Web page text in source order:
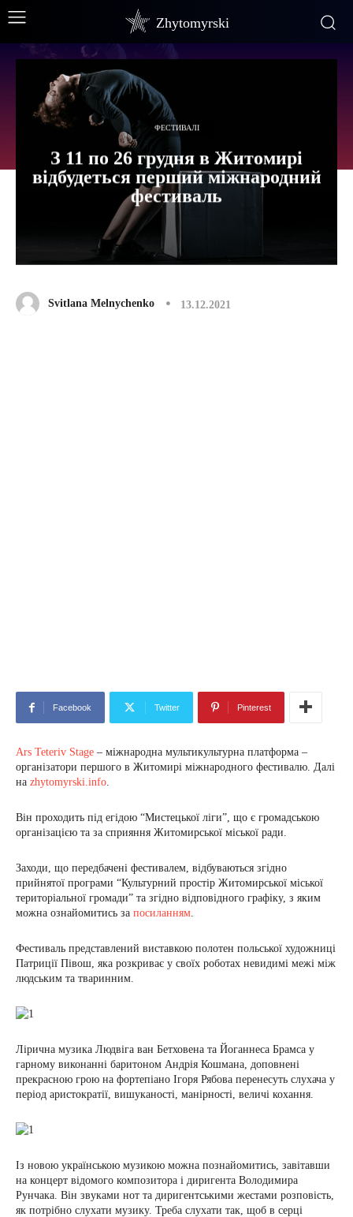
Zhytomyrski
ФЕСТИВАЛІ
З 11 по 26 грудня в Житомирі
відбудеться перший міжнародний
фестиваль
Svitlana Melnychenko 13.12.2021
Facebook Twitter Pinterest
Ars Teteriv Stage – міжнародна мультикультурна платформа –
організатори першого в Житомирі міжнародного фестивалю. Далі
на zhytomyrski.info.
Він проходить під егідою “Мистецької ліги”, що є громадською
організацією та за сприяння Житомирської міської ради.
Заходи, що передбачені фестивалем, відбуваються згідно
прийнятої програми “Культурний простір Житомирської міської
територіальної громади” та згідно відповідного графіку, з яким
можна ознайомитись за посиланням.
Фестиваль представлений виставкою полотен польської художниці
Патриції Півош, яка розкриває у своїх роботах невидимі межі між
людським та тваринним.
Лірична музика Людвіга ван Бетховена та Йоганнеса Брамса у
гарному виконанні баритоном Андрія Кошмана, доповнені
прекрасною грою на фортепіано Ігоря Рябова перенесуть слухача у
період аристократії, вишуканості, манірності, величі кохання.
Із новою українською музикою можна познайомитись, завітавши
на концерт відомого композитора і диригента Володимира
Рунчака. Він звуками нот та диригентськими жестами розповість,
як потрібно слухати музику. Треба слухати так, щоб в серці